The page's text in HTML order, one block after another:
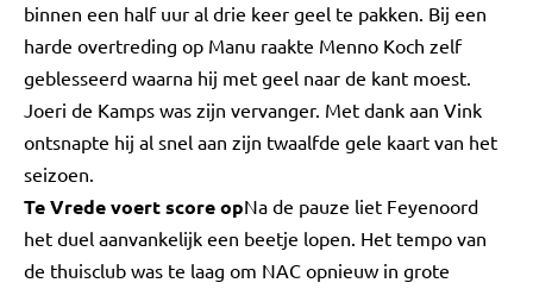
binnen een half uur al drie keer geel te pakken. Bij een
harde overtreding op Manu raakte Menno Koch zelf
geblesseerd waarna hij met geel naar de kant moest.
Joeri de Kamps was zijn vervanger. Met dank aan Vink
ontsnapte hij al snel aan zijn twaalfde gele kaart van het
seizoen.
Te Vrede voert score opNa de pauze liet Feyenoord
het duel aanvankelijk een beetje lopen. Het tempo van
de thuisclub was te laag om NAC opnieuw in grote